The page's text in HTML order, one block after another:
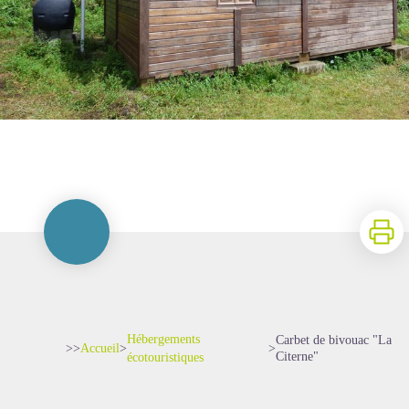
>>Accueil>
Hébergements
écotouristiques
>
Carbet de bivouac "La
Citerne"